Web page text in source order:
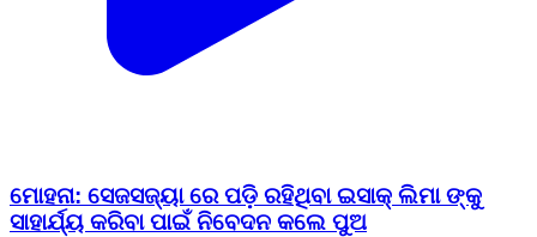
ମୋହନା: ସେଜସଜ୍ୟା ରେ ପଡ଼ି ରହିଥିବା ଇସାକ୍ ଲିମା ଙ୍କୁ
ସାହାର୍ଯ୍ୟ କରିବା ପାଇଁ ନିବେଦନ କଲେ ପୁଅ